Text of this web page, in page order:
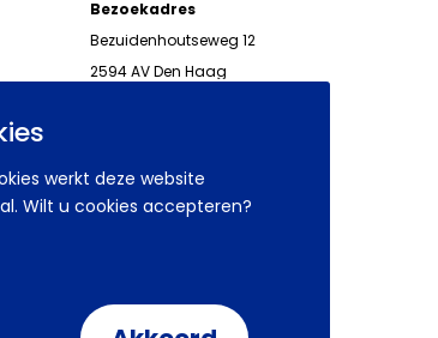
werkt deze website
Wilt u cookies accepteren?
Bezoekadres
Bezuidenhoutseweg 12
2594 AV Den Haag
werkgeverslijn@awvn.nl